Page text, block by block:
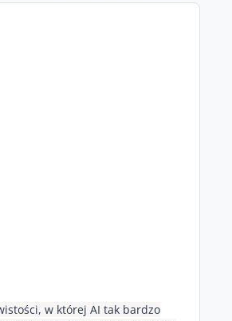
w której AI tak bardzo